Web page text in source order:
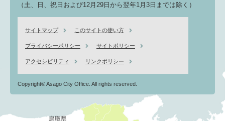
（土、日、祝日および12月29日から翌年1月3日までは除く）
サイトマップ このサイトの使い方
プライバシーポリシー サイトポリシー
アクセシビリティ リンクポリシー
Copyright© Asago City Office. All rights reserved.